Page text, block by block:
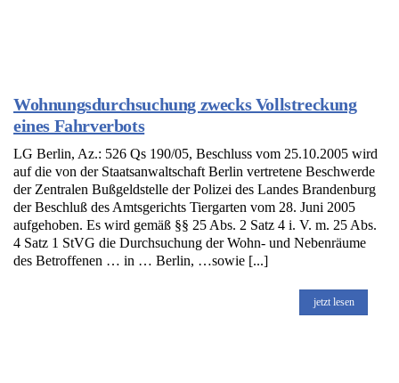
Wohnungsdurchsuchung zwecks Vollstreckung
eines Fahrverbots
LG Berlin, Az.: 526 Qs 190/05, Beschluss vom 25.10.2005 wird
auf die von der Staatsanwaltschaft Berlin vertretene Beschwerde
der Zentralen Bußgeldstelle der Polizei des Landes Brandenburg
der Beschluß des Amtsgerichts Tiergarten vom 28. Juni 2005
aufgehoben. Es wird gemäß §§ 25 Abs. 2 Satz 4 i. V. m. 25 Abs.
4 Satz 1 StVG die Durchsuchung der Wohn- und Nebenräume
des Betroffenen … in … Berlin, …sowie [...]
jetzt lesen